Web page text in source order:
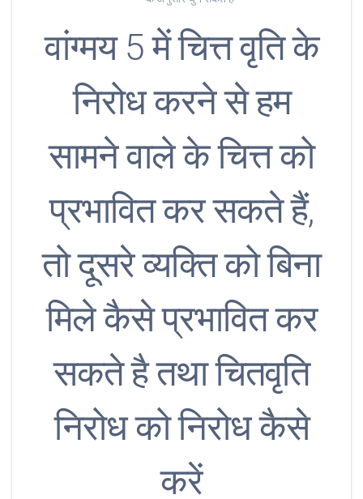
वांग्मय 5 में चित्त वृति के
निरोध करने से हम
सामने वाले के चित्त को
प्रभावित कर सकते हैं,
तो दूसरे व्यक्ति को बिना
मिले कैसे प्रभावित कर
सकते है तथा चितवृति
निरोध को निरोध कैसे
करें